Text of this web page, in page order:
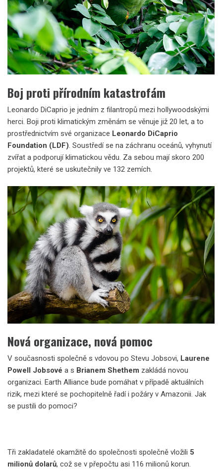
Boj proti přírodním katastrofám
Leonardo DiCaprio je jedním z filantropů mezi hollywoodskými
herci. Boji proti klimatickým změnám se věnuje již 20 let, a to
prostřednictvím své organizace Leonardo DiCaprio
Foundation (LDF). Soustředí se na záchranu oceánů, vyhynutí
zvířat a podporují klimatickou vědu. Za sebou mají skoro 200
projektů, které se uskutečnily ve 132 zemích.
Nová organizace, nová pomoc
V současnosti společně s vdovou po Stevu Jobsovi, Laurene
Powell Jobsové a s Brianem Shethem zakládá novou
organizaci. Earth Alliance bude pomáhat v případě aktuálních
rizik, mezi které se pochopitelně řadí i požáry v Amazonii. Jak
se pustili do pomoci?
Tři zakladatelé okamžitě do společnosti společně vložili 5
milionů dolarů, což se v přepočtu asi 116 milionů korun.